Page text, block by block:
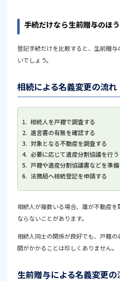
手続だけなら生前贈与のほ
登記手続だけを比較すると、生前贈
いでしょう。
相続による名義変更の流れ
相続人を戸籍で調査する
遺言書の有無を確認する
対象となる不動産を調査する
必要に応じて遺産分割協議を行う
戸籍や遺産分割協議書などを準備
法務局へ相続登記を申請する
相続人が複数いる場合、誰が不動産
ならないことがあります。
相続人同士の関係が良好でも、戸籍
間がかかることは珍しくありません。
生前贈与による名義変更の